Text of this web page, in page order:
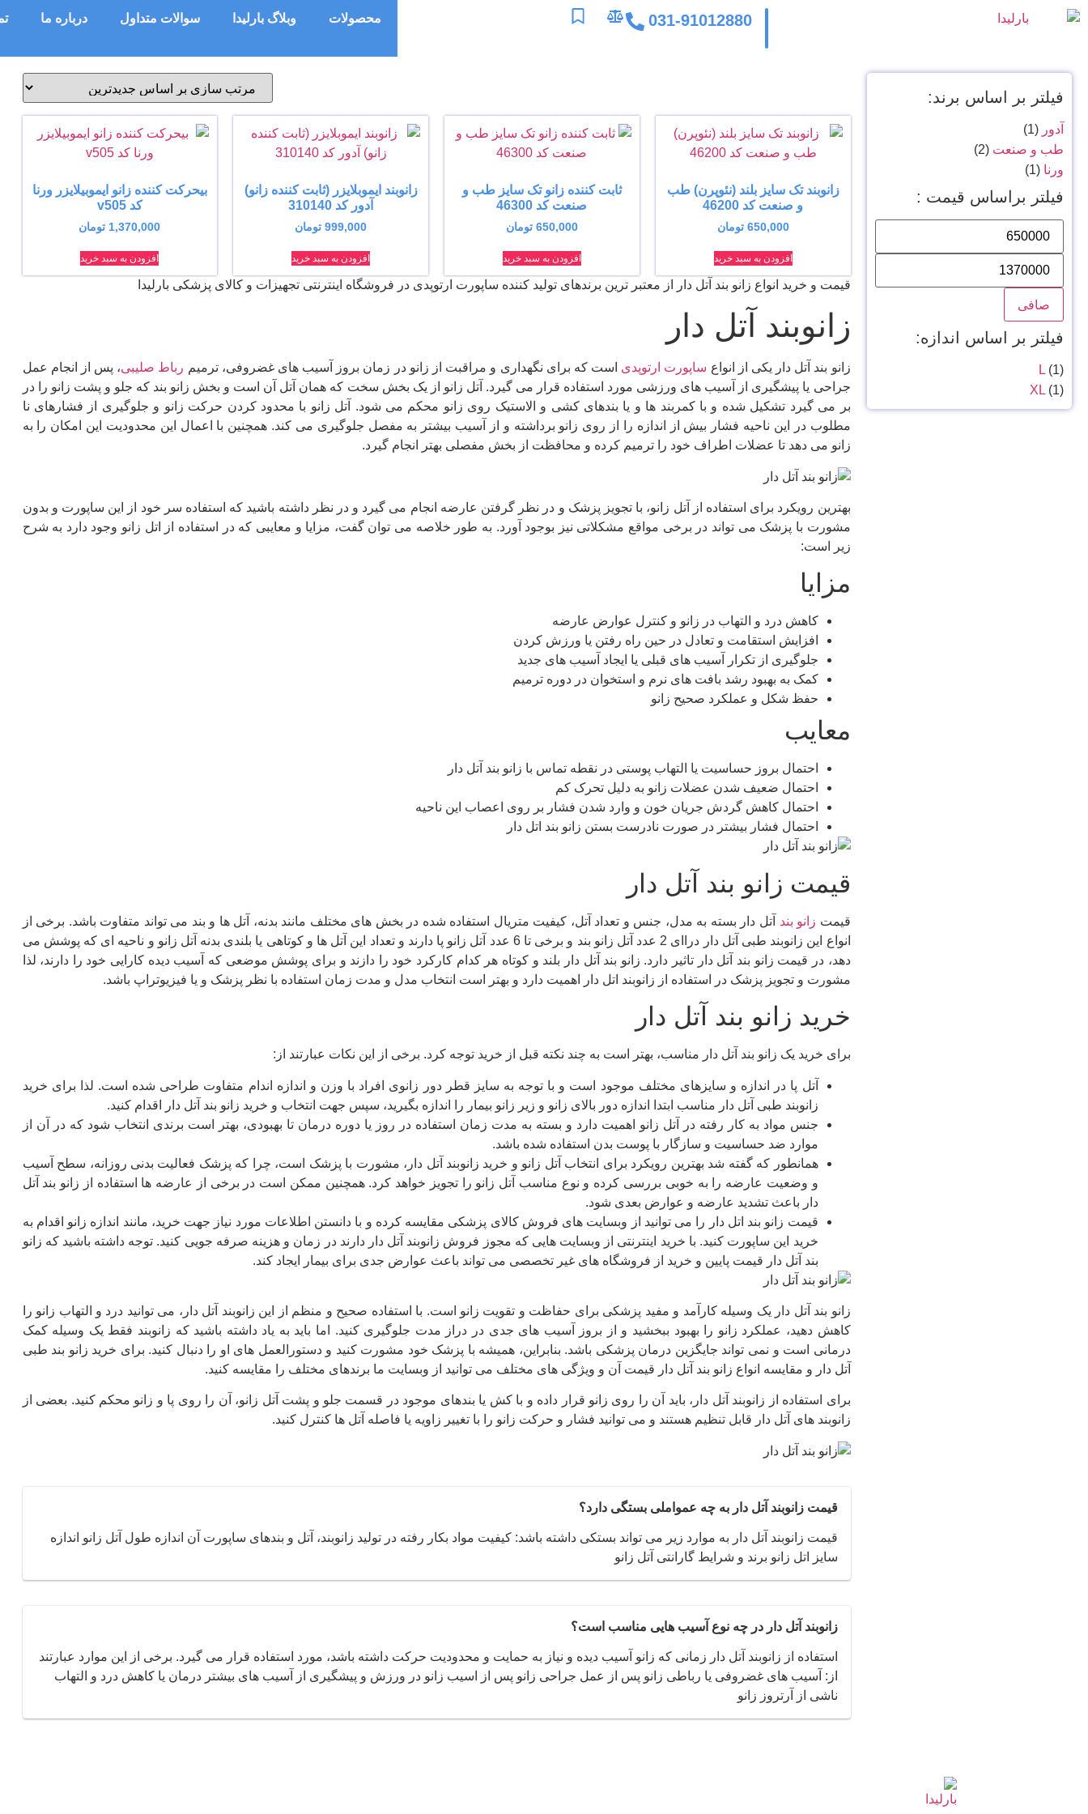
031-91012880 محصولات وبلاگ بارلیدا سوالات متداول درباره ما
فیلتر بر اساس برند:
آدور (1)
طب و صنعت (2)
ورنا (1)
فیلتر براساس قیمت :
صافی
فیلتر بر اساس اندازه:
L (1)
XL (1)
زانوبند تک سایز بلند (نئوپرن) طب
و صنعت کد 46200
650,000 تومان
افزودن به سبد خرید
ثابت کننده زانو تک سایز طب و
صنعت کد 46300
650,000 تومان
افزودن به سبد خرید
زانوبند ایموبلایزر (ثابت کننده زانو)
آدور کد 310140
999,000 تومان
افزودن به سبد خرید
بیحرکت کننده زانو ایموبیلایزر ورنا
کد v505
1,370,000 تومان
افزودن به سبد خرید
قیمت و خرید انواع زانو بند آتل دار از معتبر ترین برندهای تولید کننده ساپورت ارتوپدی در فروشگاه اینترنتی تجهیزات و کالای پزشکی بارلیدا
زانوبند آتل دار
زانو بند آتل دار یکی از انواع ساپورت ارتوپدی است که برای نگهداری و مراقبت از زانو در زمان بروز آسیب های غضروفی، ترمیم رباط صلیبی، پس از انجام عمل
جراحی یا پیشگیری از آسیب های ورزشی مورد استفاده قرار می گیرد. آتل زانو از یک بخش سخت که همان آتل آن است و بخش زانو بند که جلو و پشت زانو را در
بر می گیرد تشکیل شده و با کمربند ها و یا بندهای کشی و الاستیک روی زانو محکم می شود. آتل زانو با محدود کردن حرکت زانو و جلوگیری از فشارهای نا
مطلوب در این ناحیه فشار بیش از اندازه را از روی زانو برداشته و از آسیب بیشتر به مفصل جلوگیری می کند. همچنین با اعمال این محدودیت این امکان را به
زانو می دهد تا عضلات اطراف خود را ترمیم کرده و محافظت از بخش مفصلی بهتر انجام گیرد.
بهترین رویکرد برای استفاده از آتل زانو، با تجویز پزشک و در نظر گرفتن عارضه انجام می گیرد و در نظر داشته باشید که استفاده سر خود از این ساپورت و بدون
مشورت با پزشک می تواند در برخی مواقع مشکلاتی نیز بوجود آورد. به طور خلاصه می توان گفت، مزایا و معایبی که در استفاده از اتل زانو وجود دارد به شرح
زیر است:
مزایا
کاهش درد و التهاب در زانو و کنترل عوارض عارضه
افزایش استقامت و تعادل در حین راه رفتن یا ورزش کردن
جلوگیری از تکرار آسیب های قبلی یا ایجاد آسیب های جدید
کمک به بهبود رشد بافت های نرم و استخوان در دوره ترمیم
حفظ شکل و عملکرد صحیح زانو
معایب
احتمال بروز حساسیت یا التهاب پوستی در نقطه تماس با زانو بند آتل دار
احتمال ضعیف شدن عضلات زانو به دلیل تحرک کم
احتمال کاهش گردش جریان خون و وارد شدن فشار بر روی اعصاب این ناحیه
احتمال فشار بیشتر در صورت نادرست بستن زانو بند اتل دار
قیمت زانو بند آتل دار
قیمت زانو بند آتل دار بسته به مدل، جنس و تعداد آتل، کیفیت متریال استفاده شده در بخش های مختلف مانند بدنه، آتل ها و بند می تواند متفاوت باشد. برخی از
انواع این زانوبند طبی آتل دار دراای 2 عدد آتل زانو بند و برخی تا 6 عدد آتل زانو پا دارند و تعداد این آتل ها و کوتاهی یا بلندی بدنه آتل زانو و ناحیه ای که پوشش می
دهد، در قیمت زانو بند آتل دار تاثیر دارد. زانو بند آتل دار بلند و کوتاه هر کدام کارکرد خود را دازند و برای پوشش موضعی که آسیب دیده کارایی خود را دارند، لذا
مشورت و تجویز پزشک در استفاده از زانوبند اتل دار اهمیت دارد و بهتر است انتخاب مدل و مدت زمان استفاده با نظر پزشک و یا فیزیوتراپ باشد.
خرید زانو بند آتل دار
برای خرید یک زانو بند آتل دار مناسب، بهتر است به چند نکته قبل از خرید توجه کرد. برخی از این نکات عبارتند از:
آتل پا در اندازه و سایزهای مختلف موجود است و با توجه به سایز قطر دور زانوی افراد با وزن و اندازه اندام متفاوت طراحی شده است. لذا برای خرید
زانوبند طبی آتل دار مناسب ابتدا اندازه دور بالای زانو و زیر زانو بیمار را اندازه بگیرید، سپس جهت انتخاب و خرید زانو بند آتل دار اقدام کنید.
جنس مواد به کار رفته در آتل زانو اهمیت دارد و بسته به مدت زمان استفاده در روز یا دوره درمان تا بهبودی، بهتر است برندی انتخاب شود که در آن از
موارد ضد حساسیت و سازگار با پوست بدن استفاده شده باشد.
همانطور که گفته شد بهترین رویکرد برای انتخاب آتل زانو و خرید زانوبند آتل دار، مشورت با پزشک است، چرا که پزشک فعالیت بدنی روزانه، سطح آسیب
و وضعیت عارضه را به خوبی بررسی کرده و نوع مناسب آتل زانو را تجویز خواهد کرد. همچنین ممکن است در برخی از عارضه ها استفاده از زانو بند آتل
دار باعث تشدید عارضه و عوارض بعدی شود.
قیمت زانو بند اتل دار را می توانید از وبسایت های فروش کالای پزشکی مقایسه کرده و با دانستن اطلاعات مورد نیاز جهت خرید، مانند اندازه زانو اقدام به
خرید این ساپورت کنید. با خرید اینترنتی از وبسایت هایی که مجوز فروش زانوبند آتل دار دارند در زمان و هزینه صرفه جویی کنید. توجه داشته باشید که زانو
بند آتل دار قیمت پایین و خرید از فروشگاه های غیر تخصصی می تواند باعث عوارض جدی برای بیمار ایجاد کند.
زانو بند آتل دار یک وسیله کارآمد و مفید پزشکی برای حفاظت و تقویت زانو است. با استفاده صحیح و منظم از این زانوبند آتل دار، می توانید درد و التهاب زانو را
کاهش دهید، عملکرد زانو را بهبود ببخشید و از بروز آسیب های جدی در دراز مدت جلوگیری کنید. اما باید به یاد داشته باشید که زانوبند فقط یک وسیله کمک
درمانی است و نمی تواند جایگزین درمان پزشکی باشد. بنابراین، همیشه با پزشک خود مشورت کنید و دستورالعمل های او را دنبال کنید. برای خرید زانو بند طبی
آتل دار و مقایسه انواع زانو بند آتل دار قیمت آن و ویژگی های مختلف می توانید از وبسایت ما برندهای مختلف را مقایسه کنید.
برای استفاده از زانوبند آتل دار، باید آن را روی زانو قرار داده و با کش یا بندهای موجود در قسمت جلو و پشت آتل زانو، آن را روی پا و زانو محکم کنید. بعضی از
زانوبند های آتل دار قابل تنظیم هستند و می توانید فشار و حرکت زانو را با تغییر زاویه یا فاصله آتل ها کنترل کنید.
قیمت زانوبند آتل دار به چه عمواملی بستگی دارد؟
قیمت زانوبند آتل دار به موارد زیر می تواند بستکی داشته باشد: کیفیت مواد بکار رفته در تولید زانوبند، آتل و بندهای ساپورت آن اندازه طول آتل زانو اندازه
سایز اتل زانو برند و شرایط گارانتی آتل زانو
زانوبند آتل دار در چه نوع آسیب هایی مناسب است؟
استفاده از زانوبند آتل دار زمانی که زانو آسیب دیده و نیاز به حمایت و محدودیت حرکت داشته باشد، مورد استفاده قرار می گیرد. برخی از این موارد عبارتند
از: آسیب های غضروفی یا رباطی زانو پس از عمل جراحی زانو پس از اسیب زانو در ورزش و پیشگیری از آسیب های بیشتر درمان یا کاهش درد و التهاب
ناشی از آرتروز زانو